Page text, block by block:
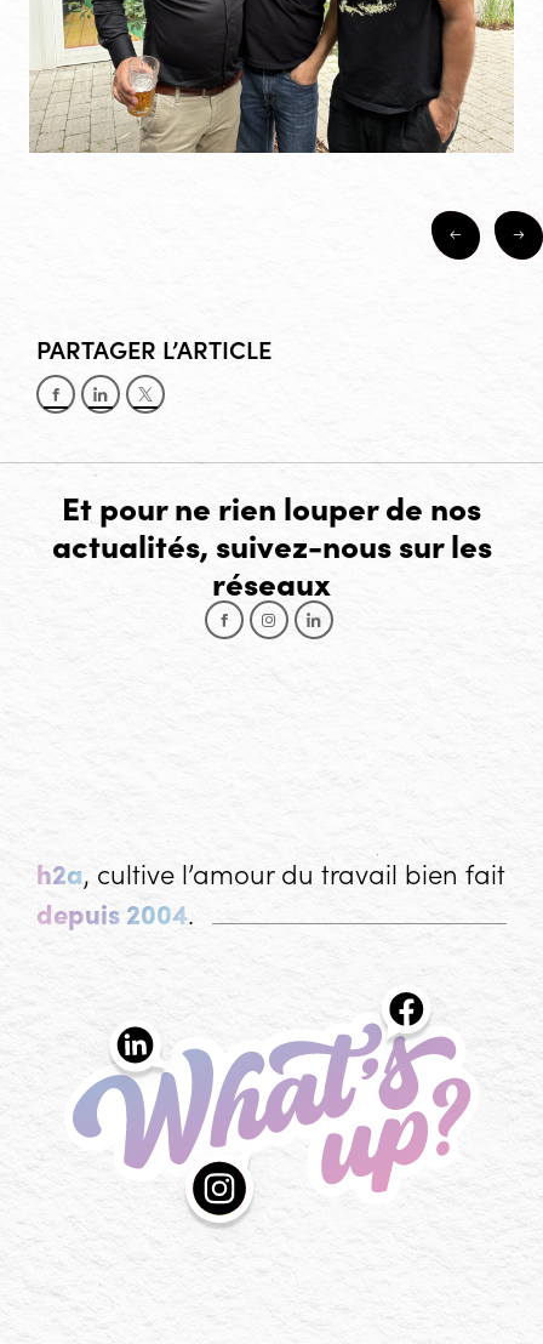
PARTAGER L’ARTICLE
Partager sur Facebook
Partager sur LinkedIn
Partager sur X
Et pour ne rien louper de nos
actualités, suivez-nous sur les
réseaux
Facebook
Instagram
LinkedIn
h2a, cultive l’amour du travail bien fait
depuis 2004.
Les actualités de l'agence h2a